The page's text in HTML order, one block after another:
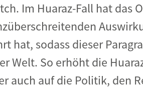
Im Huaraz-Fall hat das
hat, sodass dieser
Welt. So erhöht die
auch auf die Politik, den